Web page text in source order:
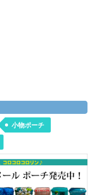
小物ポーチ